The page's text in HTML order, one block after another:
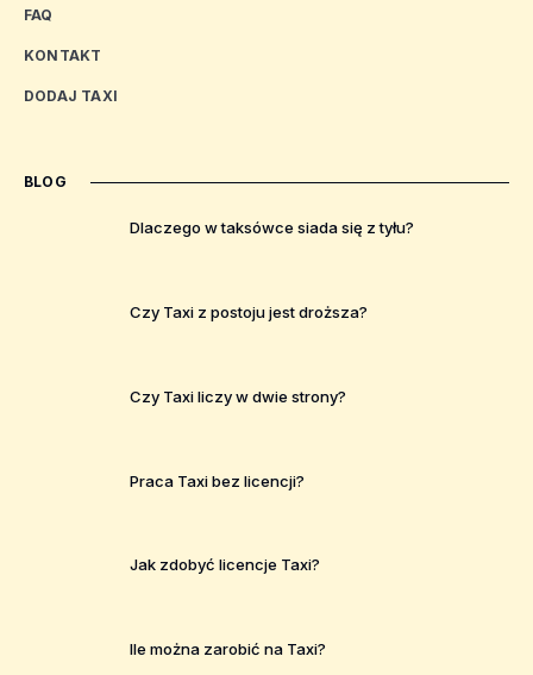
FAQ
KONTAKT
DODAJ TAXI
BLOG
Dlaczego w taksówce siada się z tyłu?
Czy Taxi z postoju jest droższa?
Czy Taxi liczy w dwie strony?
Praca Taxi bez licencji?
Jak zdobyć licencje Taxi?
Ile można zarobić na Taxi?